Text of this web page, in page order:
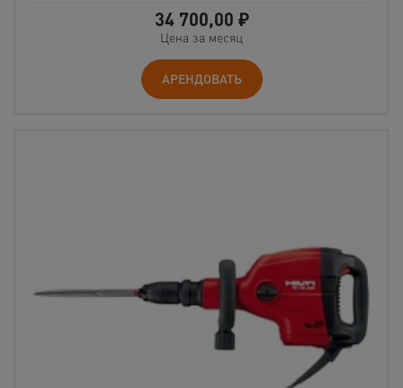
34 700,00 ₽
Цена за месяц
АРЕНДОВАТЬ